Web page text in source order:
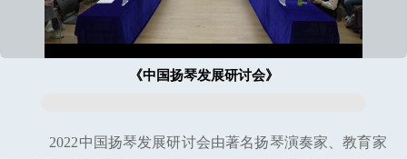
《中国扬琴发展研讨会》
2022中国扬琴发展研讨会由著名扬琴演奏家、教育家